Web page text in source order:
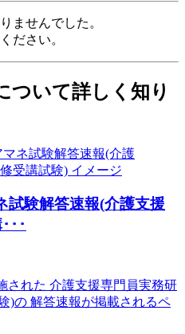
ませんでした。
ださい。
ついて詳しく知り
試験解答速報(介護支援
･･
された 介護支援専門員実務研
)の 解答速報が掲載されるペ